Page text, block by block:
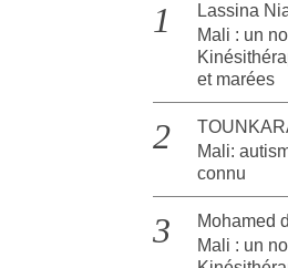
Lassina
Mali : un
et marées
Mali:
connu
Mohamed
Mali : un